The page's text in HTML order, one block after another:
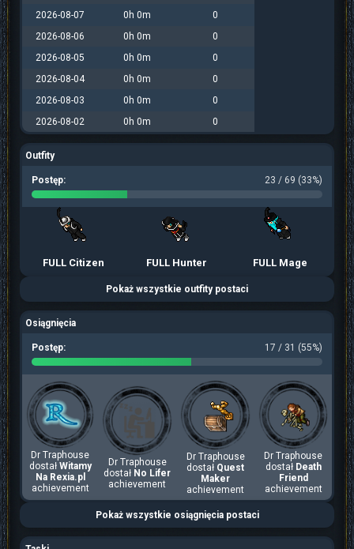
2026-08-07
0h 0m
0
2026-08-06
0h 0m
0
2026-08-05
0h 0m
0
2026-08-04
0h 0m
0
2026-08-03
0h 0m
0
2026-08-02
0h 0m 0
Outfity
Postęp: 23 / 69 (33%)
FULL Citizen FULL Hunter FULL Mage
Pokaż wszystkie outfity postaci
Osiągnięcia
Postęp: 17 / 31 (55%)
Dr Traphouse
dostał Witamy
Na Rexia.pl
achievement
Dr Traphouse
dostał No Lifer
achievement
Dr Traphouse
dostał Quest
Maker
achievement
Dr Traphouse
dostał Death
Friend
achievement
Pokaż wszystkie osiągnięcia postaci